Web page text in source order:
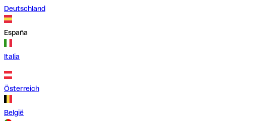
Deutschland
España
Italia
Österreich
België